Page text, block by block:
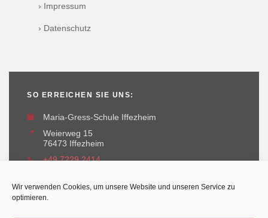
Wir verwenden Cookies, um unsere Website und unseren Service zu
optimieren.
› Impressum
› Datenschutz
SO ERREICHEN SIE UNS:
🏫
Maria-Gress-Schule Iffezheim
📍
Weierweg 15
76473 Iffezheim
📞
+49 7229 2414